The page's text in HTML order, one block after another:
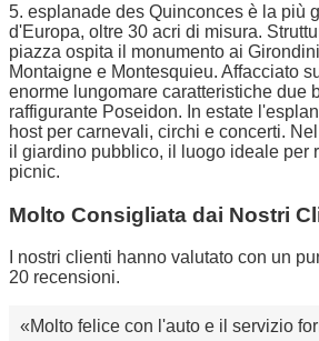
5. esplanade des Quinconces è la più
d'Europa, oltre 30 acri di misura.
piazza ospita il monumento ai
Montaigne e Montesquieu. Affacciato
enorme lungomare caratteristiche due
raffigurante Poseidon. In estate
host per carnevali, circhi e concerti.
il giardino pubblico, il luogo ideale per
picnic.
Molto Consigliata dai Nostri
I nostri clienti hanno valutato con un
20 recensioni.
Molto felice con l'auto e il servizio